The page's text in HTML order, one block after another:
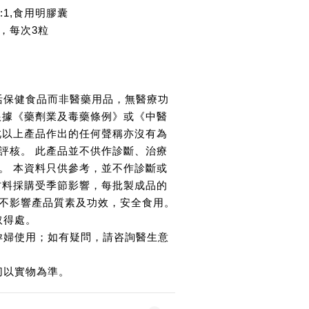
食用明膠囊
每次3粒
健食品而非醫藥用品，無醫療功
《藥劑業及毒藥條例》或《中醫
上產品作出的任何聲稱亦沒有為
核。 此產品並不供作診斷、治療
本資料只供參考，並不作診斷或
採購受季節影響，每批製成品的
影響產品質素及功效，安全食用。
處。
使用；如有疑問，請咨詢醫生意
實物為準。